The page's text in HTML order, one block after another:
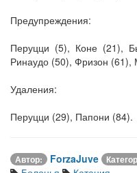
Предупреждения:
Перуцци (5), Коне (21),
Ринаудо (50), Фризон (61),
Удаления:
Перуцци (29), Папони (84).
Автор: ForzaJuve